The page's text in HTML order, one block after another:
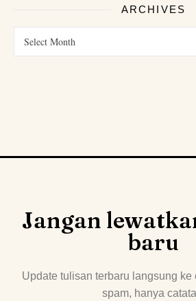
ARCHIVES
Jangan
baru
Update tulisan terbaru langsung ke
spam, hanya